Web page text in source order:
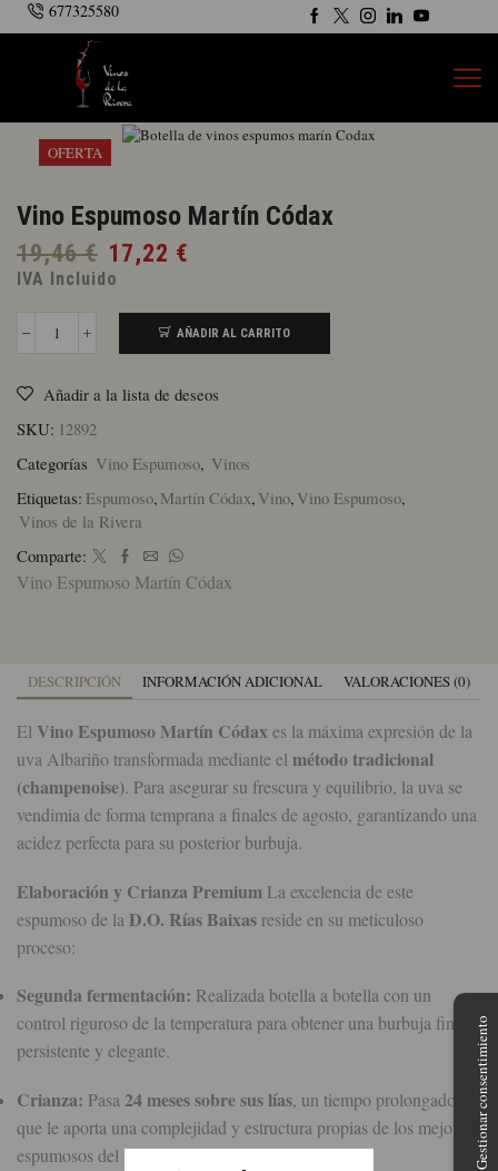
677325580
Vino Espumoso Martín Códax
19,46€ El
precio
original
17,22 €
actual
es:
IVA Incluido
Vino
Códax
cantidad
AÑADIR AL CARRITO
Añadir a la lista de deseos
SKU: 12892
Categorías Vino Espumoso, Vinos
Etiquetas: Espumoso, Martín Códax, Vino, Vino Espumoso,
Vinos de la Rivera
Comparte:
OFERTA
Vino Espumoso Martín Códax
DESCRIPCIÓN INFORMACIÓN ADICIONAL VALORACIONES (0)
El Vino Espumoso Martín Códaxes la máxima expresión de la
uva Albariño transformada mediante el método tradicional
(champenoise). Para asegurar su frescura y equilibrio, la uva se
vendimia de forma temprana a finales de agosto, garantizando una
acidez perfecta para su posterior burbuja.
Elaboración y Crianza Premium La excelencia de este
espumoso de la D.O. Rías Baixas reside en su meticuloso
proceso:
Segunda fermentación: Realizada botella a botella con un
control riguroso de la temperatura para obtener una burbuja fina,
persistente y elegante.
Crianza: Pasa 24 meses sobre sus lías, un tiempo prolongado
que le aporta una complejidad y estructura propias de los mejores
espumosos del mundo.
Gestionar consentimiento